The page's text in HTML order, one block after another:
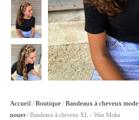
Accueil / Boutique / Bandeaux à cheveux mode
nouer/ Bandeaux à cheveux XL – Wax Moka